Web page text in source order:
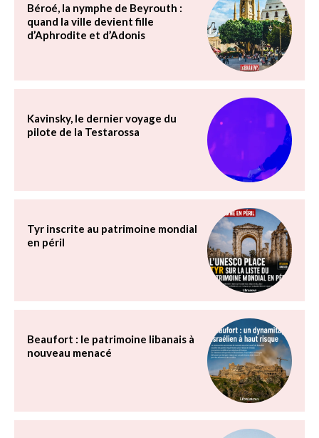
Béroé, la nymphe de Beyrouth :
quand la ville devient fille
d’Aphrodite et d’Adonis
Kavinsky, le dernier voyage du
pilote de la Testarossa
Tyr inscrite au patrimoine mondial
en péril
Beaufort : le patrimoine libanais à
nouveau menacé